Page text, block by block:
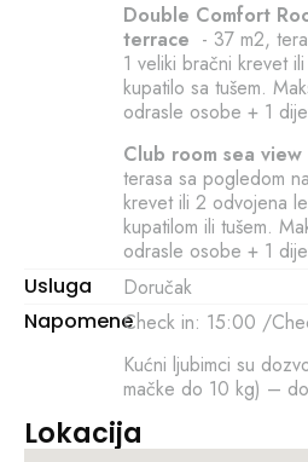
Double Comfort
terrace - 37 m2,
1 veliki bračni krevet
kupatilo sa tušem.
odrasle osobe + 1
Club room sea
terasa sa pogledom
krevet ili 2 odvojena
kupatilom ili tušem.
odrasle osobe + 1
Usluga
Doručak
NapomeneCheck in: 15:00 /
Kućni ljubimci su
mačke do 10 kg) –
Lokacija